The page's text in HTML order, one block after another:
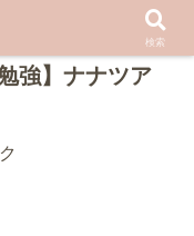
強】ナナツア
検索